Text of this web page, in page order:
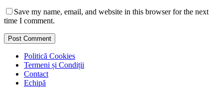
Save my name, email, and website in this browser for the next
time I comment.
Politică Cookies
Termeni și Condiții
Contact
Echipă